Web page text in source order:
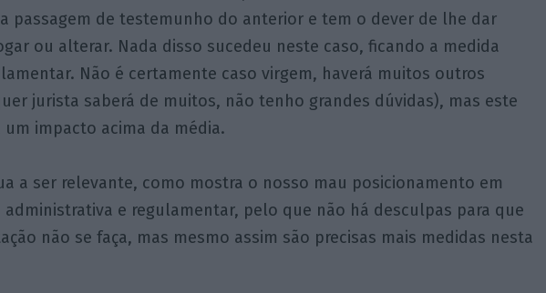
passagem de testemunho do anterior e tem o dever de lhe dar
ou alterar. Nada disso sucedeu neste caso, ficando a medida
Não é certamente caso virgem, haverá muitos outros
jurista saberá de muitos, não tenho grandes dúvidas), mas este
impacto acima da média.
a ser relevante, como mostra o nosso mau posicionamento em
administrativa e regulamentar, pelo que não há desculpas para que
não se faça, mas mesmo assim são precisas mais medidas nesta